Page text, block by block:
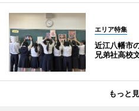
エリア特集
近江八幡市
兄弟社高校
もっと